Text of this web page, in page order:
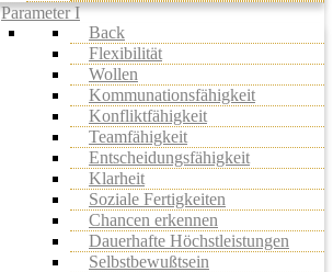
Parameter I
Back
Flexibilität
Wollen
Kommunationsfähigkeit
Konfliktfähigkeit
Teamfähigkeit
Entscheidungsfähigkeit
Klarheit
Soziale Fertigkeiten
Chancen erkennen
Dauerhafte Höchstleistungen
Selbstbewußtsein